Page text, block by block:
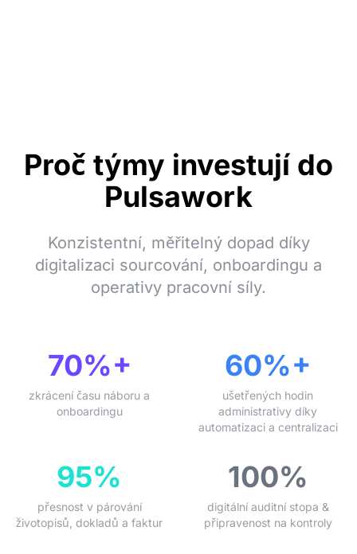
Proč týmy investují do
Pulsawork
Konzistentní, měřitelný dopad díky
digitalizaci sourcování, onboardingu a
operativy pracovní síly.
70%+
zkrácení času náboru a
onboardingu
60%+
ušetřených hodin
administrativy díky
automatizaci a centralizaci
95%
přesnost v párování
životopisů, dokladů a faktur
100%
digitální auditní stopa &
připravenost na kontroly